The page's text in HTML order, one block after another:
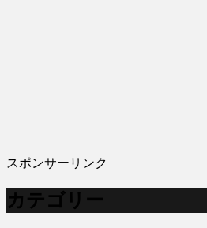
スポンサーリンク
カテゴリー